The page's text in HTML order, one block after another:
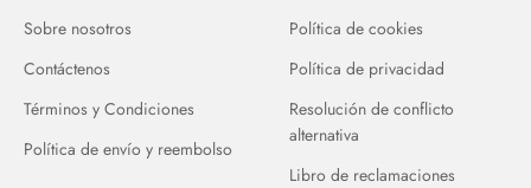
Sobre nosotros
Contáctenos
Términos y Condiciones
Política de envío y reembolso
Política de cookies
Política de privacidad
Resolución de conflicto
alternativa
Libro de reclamaciones